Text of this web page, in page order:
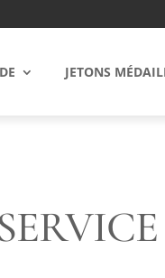
JETONS